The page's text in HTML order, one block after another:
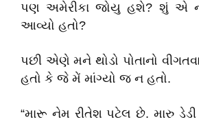
પણ અમેરીકા જોયુ હશે? શું એ
આવ્યો હતો?
પછી એણે મને થોડો પોતાનો
હતો કે જે મેં માંગ્યો જ ન હતો.
“મારૂ નેમ રીતેશ પટેલ છે. મારુ ડેડી